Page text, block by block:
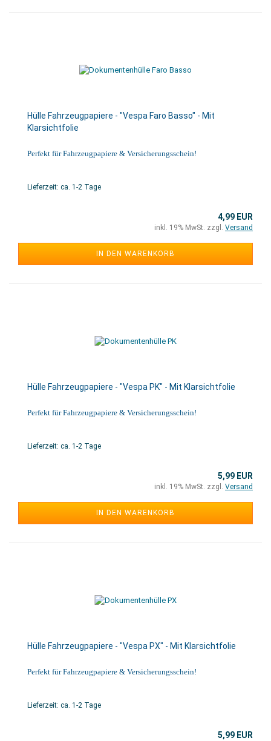
Hülle Fahrzeugpapiere - "Vespa Faro Basso" - Mit
Klarsichtfolie
Perfekt für Fahrzeugpapiere & Versicherungsschein!
Lieferzeit: ca. 1-2 Tage
4,99 EUR
inkl. 19% MwSt. zzgl. Versand
IN DEN WARENKORB
Hülle Fahrzeugpapiere - "Vespa PK" - Mit Klarsichtfolie
Perfekt für Fahrzeugpapiere & Versicherungsschein!
Lieferzeit: ca. 1-2 Tage
5,99 EUR
inkl. 19% MwSt. zzgl. Versand
IN DEN WARENKORB
Hülle Fahrzeugpapiere - "Vespa PX" - Mit Klarsichtfolie
Perfekt für Fahrzeugpapiere & Versicherungsschein!
Lieferzeit: ca. 1-2 Tage
5,99 EUR